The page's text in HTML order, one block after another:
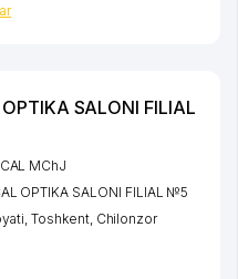
SALONI FILIAL
MChJ
OPTIKA SALONI FILIAL №5
,Toshkent, Chilonzor